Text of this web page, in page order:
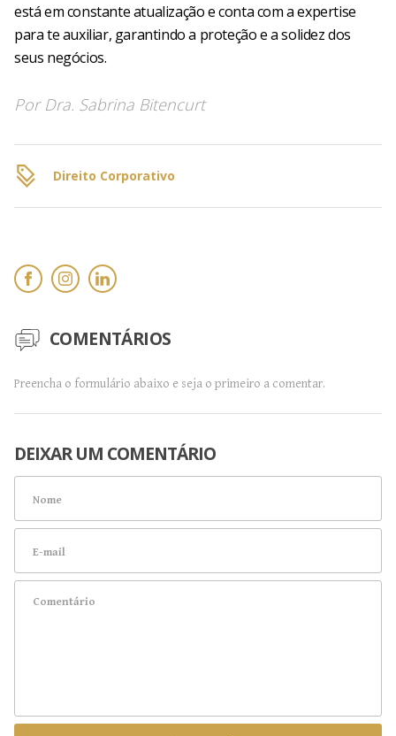
está em constante atualização e conta com a expertise
para te auxiliar, garantindo a proteção e a solidez dos
seus negócios.
Por Dra. Sabrina Bitencurt
Direito Corporativo
COMENTÁRIOS
Preencha o formulário abaixo e seja o primeiro a comentar.
DEIXAR UM COMENTÁRIO